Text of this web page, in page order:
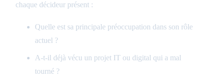
chaque décideur présent :
Quelle est sa principale préoccupation dans son rôle
actuel ?
A-t-il déjà vécu un projet IT ou digital qui a mal
tourné ?